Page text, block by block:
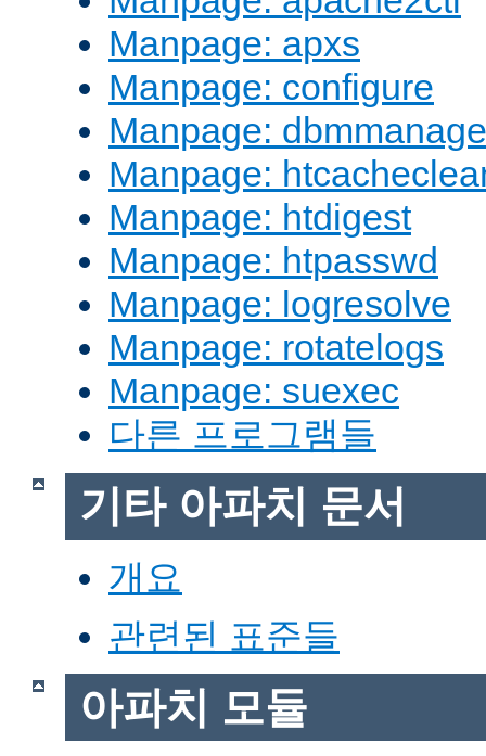
Manpage: apxs
Manpage: configure
Manpage: dbmmanage
Manpage:
Manpage: htdigest
Manpage: htpasswd
Manpage: logresolve
Manpage: rotatelogs
Manpage: suexec
다른 프로그램들
기타 아파치 문서
개요
관련된 표준들
아파치 모듈